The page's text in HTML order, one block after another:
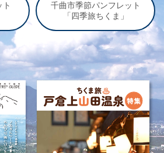
千曲市季節パンフレット
「四季旅ちくま」